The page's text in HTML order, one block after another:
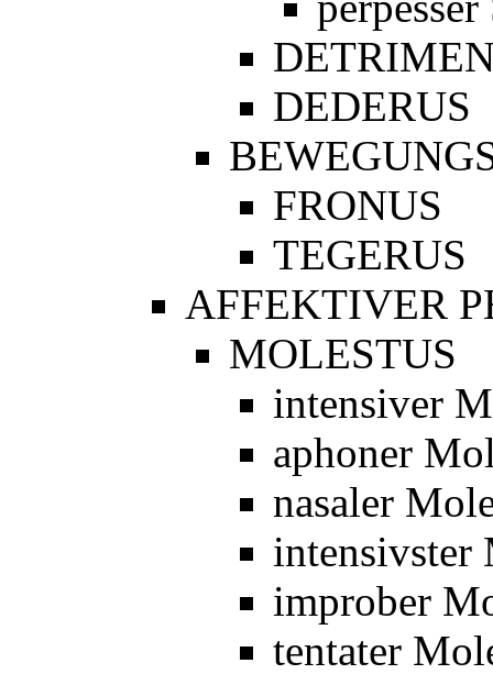
DEDERUS
FRONUS
TEGERUS
AFFEKTIVER
MOLESTUS
intensiver
aphoner
nasaler
intensivster
improber
tentater